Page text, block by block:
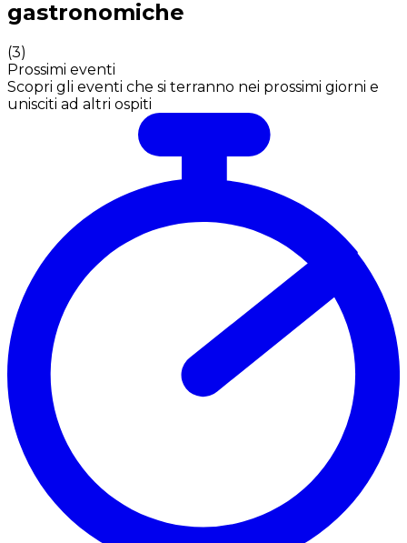
gastronomiche
(3)
Prossimi eventi
Scopri gli eventi che si terranno nei prossimi giorni e
unisciti ad altri ospiti